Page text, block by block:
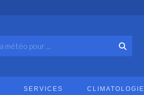
SERVICES CLIMATOLOGIE